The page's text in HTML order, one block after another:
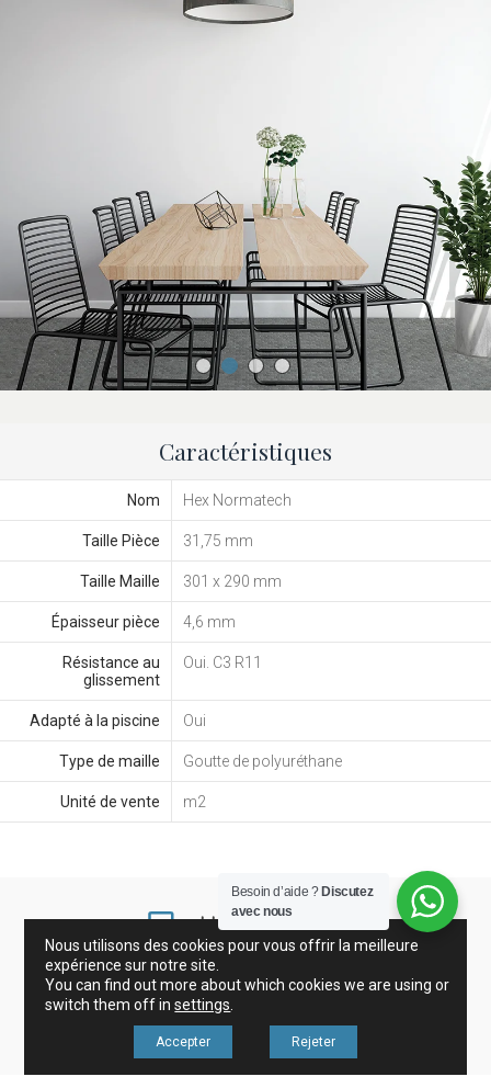
Caractéristiques
Nom Hex Normatech
Taille Pièce 31,75 mm
Taille Maille 301 x 290 mm
Épaisseur pièce 4,6 mm
Résistance au
glissement
Oui. C3 R11
Adapté à la piscine Oui
Type de maille Goutte de polyuréthane
Unité de vente m2
Grès Cérame et Carreaux Gresite Décoration
Nous utilisons des cookies pour vous offrir la meilleure
expérience sur notre site.
You can find out more about which cookies we are using or
switch them off insettings
Accepter Rejeter
Besoin d’aide ? Discutez
avec nous